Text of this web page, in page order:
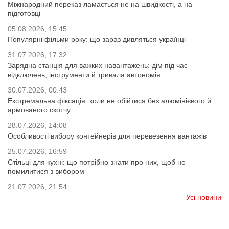
Міжнародний переказ ламається не на швидкості, а на
підготовці
05.08.2026, 15:45
Популярні фільми року: що зараз дивляться українці
31.07.2026, 17:32
Зарядна станція для важких навантажень: дім під час
відключень, інструменти й тривала автономія
30.07.2026, 00:43
Екстремальна фіксація: коли не обійтися без алюмінієвого й
армованого скотчу
28.07.2026, 14:08
Особливості вибору контейнерів для перевезення вантажів
25.07.2026, 16:59
Стільці для кухні: що потрібно знати про них, щоб не
помилитися з вибором
21.07.2026, 21:54
Усі новини